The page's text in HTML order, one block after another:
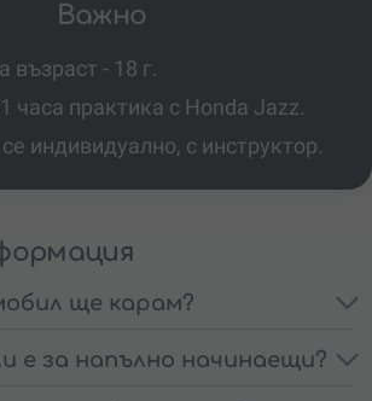
Важно
- 18 г.
часа практика с Honda Jazz.
индивидуално, с инструктор.
ще карам?
е за напълно начинаещи?